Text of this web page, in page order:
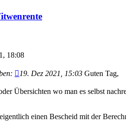
18:08
19. Dez 2021, 15:03 Guten Tag,
Übersichten wo man es selbst
einen Bescheid mit der